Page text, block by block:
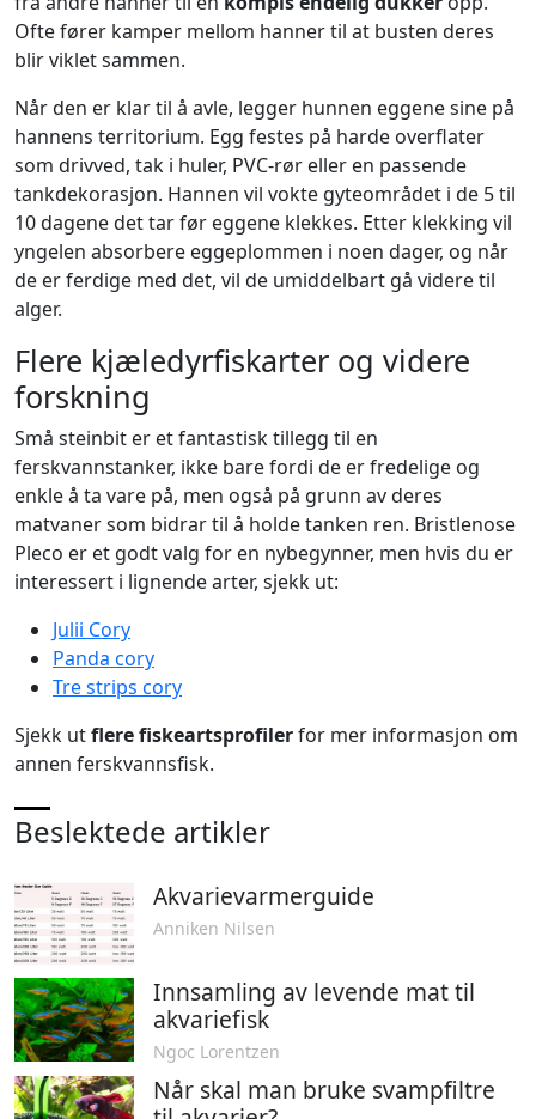
Ofte fører kamper mellom hanner til at busten deres
blir viklet sammen.
Når den er klar til å avle, legger hunnen eggene sine på
hannens territorium. Egg festes på harde overflater
som drivved, tak i huler, PVC-rør eller en passende
tankdekorasjon. Hannen vil vokte gyteområdet i de 5 til
10 dagene det tar før eggene klekkes. Etter klekking vil
yngelen absorbere eggeplommen i noen dager, og når
de er ferdige med det, vil de umiddelbart gå videre til
alger.
Flere kjæledyrfiskarter og videre
forskning
Små steinbit er et fantastisk tillegg til en
ferskvannstanker, ikke bare fordi de er fredelige og
enkle å ta vare på, men også på grunn av deres
matvaner som bidrar til å holde tanken ren. Bristlenose
Pleco er et godt valg for en nybegynner, men hvis du er
interessert i lignende arter, sjekk ut:
Julii Cory
Panda cory
Tre strips cory
Sjekk utflere fiskeartsprofilerfor mer informasjon om
annen ferskvannsfisk.
Beslektede artikler
Akvarievarmerguide
Anniken Nilsen
Innsamling av levende mat til
akvariefisk
Ngoc Lorentzen
Når skal man bruke svampfiltre